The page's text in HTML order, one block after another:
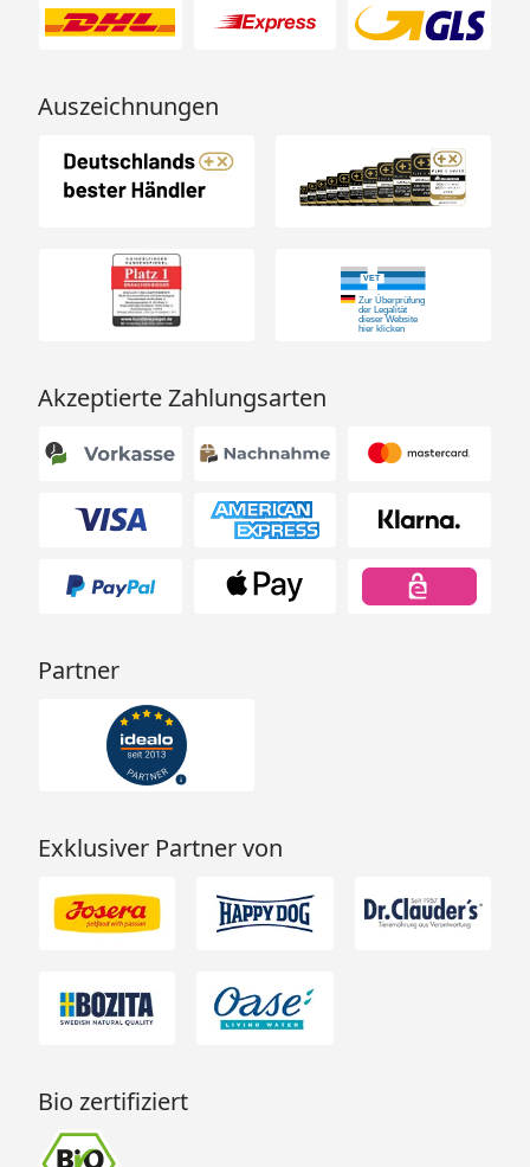
Auszeichnungen
Akzeptierte Zahlungsarten
Partner
Exklusiver Partner von
Bio zertifiziert